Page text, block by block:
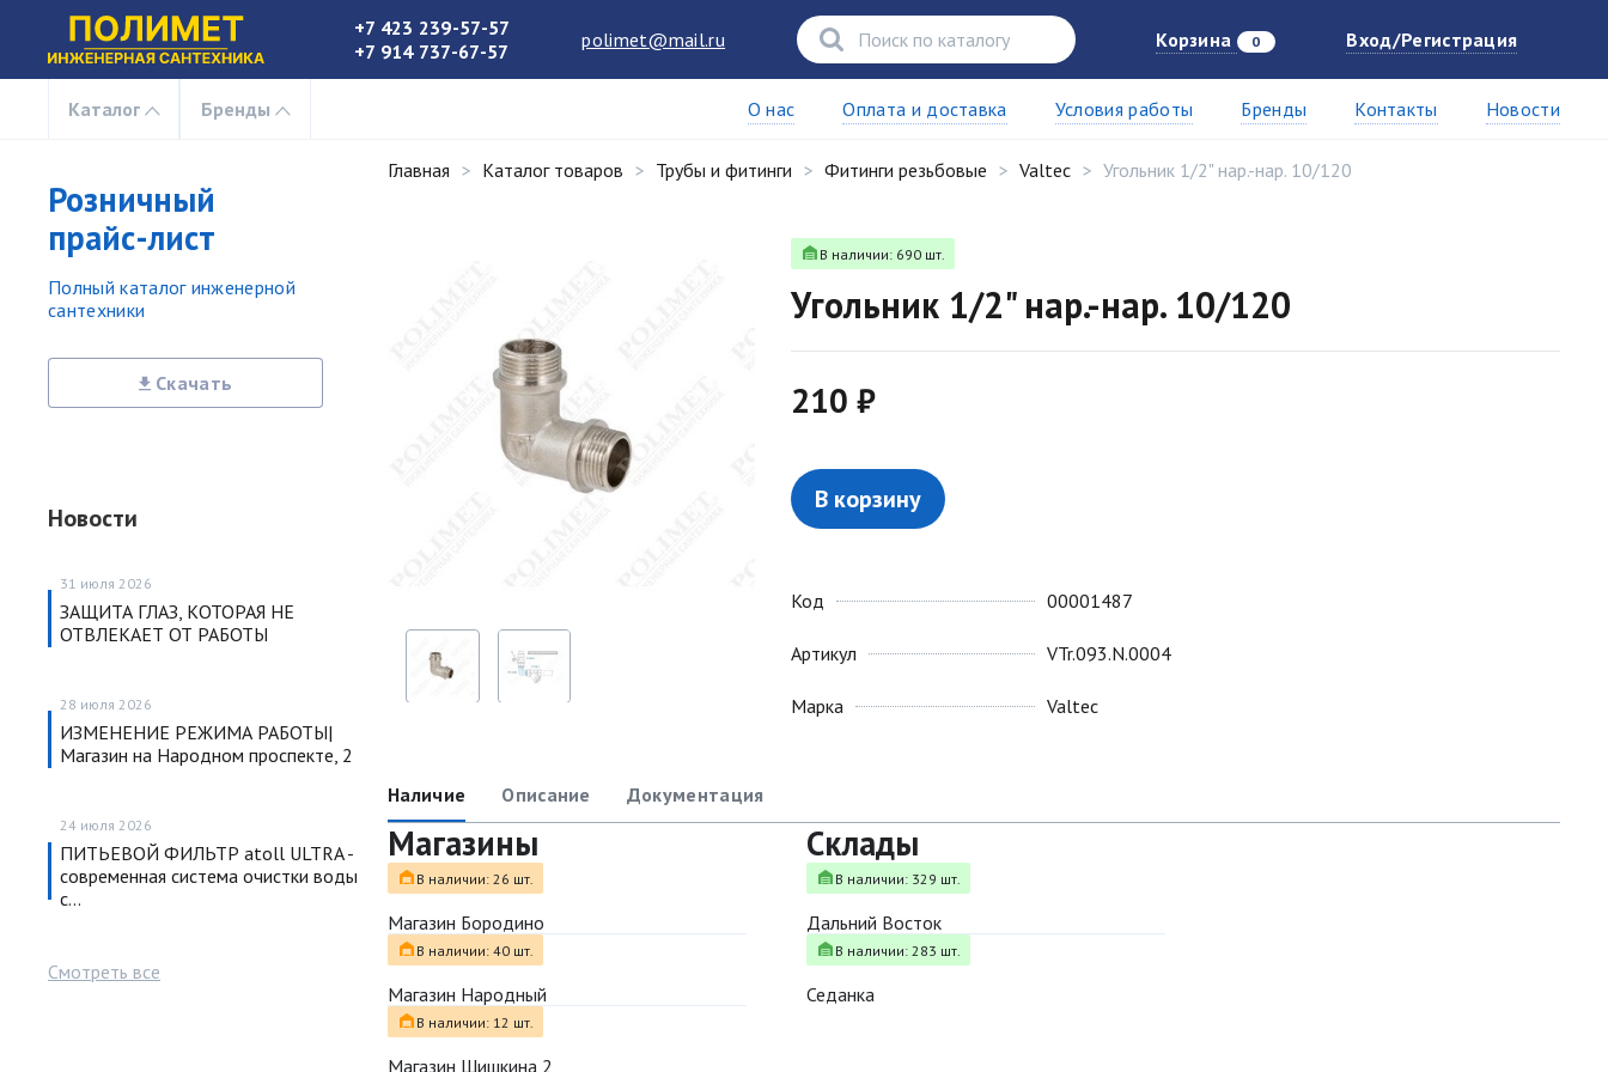
+7 423 239-57-57
+7 914 737-67-57
polimet@mail.ru Корзина 0 Вход/Регистрация
Каталог Бренды О нас Оплата и доставка Условия работы Бренды Контакты Новости
Розничный
прайс-лист
Полный каталог инженерной
сантехники
Скачать
Новости
31 июля 2026
ЗАЩИТА ГЛАЗ, КОТОРАЯ НЕ
ОТВЛЕКАЕТ ОТ РАБОТЫ
28 июля 2026
ИЗМЕНЕНИЕ РЕЖИМА РАБОТЫ|
Магазин на Народном проспекте, 2
24 июля 2026
ПИТЬЕВОЙ ФИЛЬТР atoll ULTRA -
современная система очистки воды
с…
Смотреть все
Главная Каталог товаров Трубы и фитинги Фитинги резьбовые Valtec Угольник 1/2" нар.-нар. 10/120
В наличии: 690 шт.
Угольник 1/2" нар.-нар. 10/120
210 ₽
В корзину
Код
Артикул
Марка
00001487
VTr.093.N.0004
Valtec
Наличие Описание Документация
Магазины
В наличии: 26 шт.
Магазин Бородино
В наличии: 40 шт.
Магазин Народный
В наличии: 12 шт.
Магазин Шишкина 2
Склады
В наличии: 329 шт.
Дальний Восток
В наличии: 283 шт.
Седанка